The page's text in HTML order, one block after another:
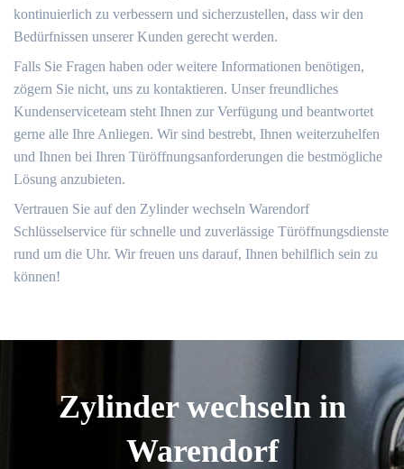
kontinuierlich zu verbessern und sicherzustellen, dass wir den
Bedürfnissen unserer Kunden gerecht werden.​
Falls Sie Fragen haben oder weitere Informationen benötigen,
zögern Sie nicht, uns zu kontaktieren.​ Unser freundliches
Kundenserviceteam steht Ihnen zur Verfügung und beantwortet
gerne alle Ihre Anliegen.​ Wir sind bestrebt, Ihnen weiterzuhelfen
und Ihnen bei Ihren Türöffnungsanforderungen die bestmögliche
Lösung anzubieten.
Vertrauen Sie auf den Zylinder wechseln Warendorf
Schlüsselservice für schnelle und zuverlässige Türöffnungsdienste
rund um die Uhr. Wir freuen uns darauf, Ihnen behilflich sein zu
können!​
Zylinder wechseln in
Warendorf